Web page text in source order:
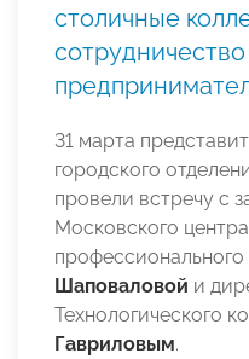
столичные
31 марта
городского
провели встречу с
Московского
Шаповаловой и
Технологического
Гавриловым.